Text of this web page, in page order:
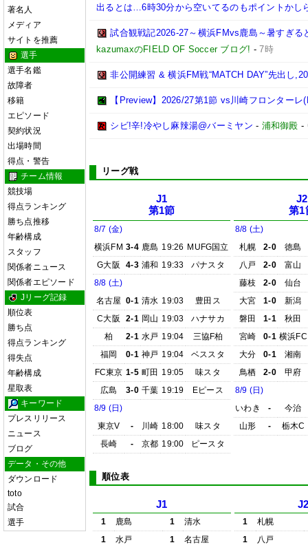
著名人
メディア
サイトを推薦
選手
選手名鑑
故障者
移籍
エピソード
契約状況
出場時間
得点・警告
チーム情報
競技場
得点ランキング
勝ち点推移
年齢構成
スタッフ
関係者ニュース
関係者エピソード
Jリーグ記録
順位表
勝ち点
得点ランキング
得失点
年齢構成
星取表
キーワード
プレスリリース
ニュース
ブログ
データ・その他
ダウンロード
toto
試合
選手
出るとは…6時30分から空いてるのもポイントかし
試合観戦記2026-27～横浜FMvs鹿島～暑すぎ
kazumaxのFIELD OF Soccer ブログ! -7時
非公開練習 & 横浜FM戦“MATCH DAY”先出し
【Preview】2026/27第1節 vs川崎フロンターレ
シビ!辛!冷やし麻辣湯@バーミヤン - 浦和御殿 -
リーグ戦
J1
第1節
8/7 (金)
横浜FM 3-4 鹿島 19:26 MUFG国立
G大阪
4-3 浦和 19:33
パナスタ
8/8 (土)
名古屋 0-1 清水 19:03
豊田ス
C大阪
2-1 岡山 19:03
ハナサカ
柏
2-1 水戸 19:04
三協F柏
福岡
0-1 神戸 19:04
ベススタ
FC東京 1-5 町田 19:05
味スタ
広島
3-0 千葉 19:19
Eピース
8/9 (日)
東京V
- 川崎 18:00
味スタ
長崎
- 京都 19:00 ピースタ
J2
第1
8/8 (土)
札幌
2-0
徳島
八戸
2-0
富山
藤枝
2-0
仙台
大宮
1-0
新潟
磐田
1-1
秋田
宮崎
0-1 横浜FC
大分
0-1
湘南
鳥栖
2-0
甲府
8/9 (日)
いわき
-
今治
山形
- 栃木C
順位表
J1
1 鹿島 1
清水
1
水戸 1
名古屋
1
札幌
1
八戸